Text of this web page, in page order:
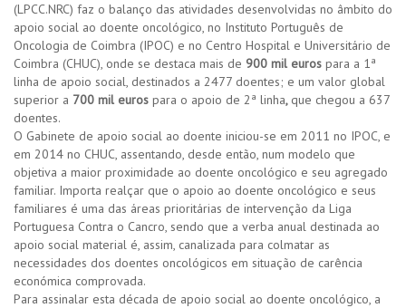
(LPCC.NRC) faz o balanço das atividades desenvolvidas no âmbito do
apoio social ao doente oncológico, no Instituto Português de
Oncologia de Coimbra (IPOC) e no Centro Hospital e Universitário de
Coimbra (CHUC), onde se destaca mais de 900 mil euros para a 1ª
linha de apoio social, destinados a 2477 doentes; e um valor global
superior a 700 mil euros para o apoio de 2ª linha, que chegou a 637
doentes.
O Gabinete de apoio social ao doente iniciou-se em 2011 no IPOC, e
em 2014 no CHUC, assentando, desde então, num modelo que
objetiva a maior proximidade ao doente oncológico e seu agregado
familiar. Importa realçar que o apoio ao doente oncológico e seus
familiares é uma das áreas prioritárias de intervenção da Liga
Portuguesa Contra o Cancro, sendo que a verba anual destinada ao
apoio social material é, assim, canalizada para colmatar as
necessidades dos doentes oncológicos em situação de carência
económica comprovada.
Para assinalar esta década de apoio social ao doente oncológico, a